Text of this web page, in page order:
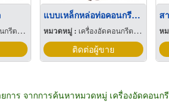
ะผลิตภัณฑ์
แบบเหล็กหล่อท่อคอนกรีต ราชบุรี
หมวดหมู่ : เครื่องอัดคอนกรีตบล็อกและผลิตภัณฑ์
ติดต่อผู้ขาย
ส
ห
การ จากการค้นหาหมวดหมู่ เครื่องอัดคอน